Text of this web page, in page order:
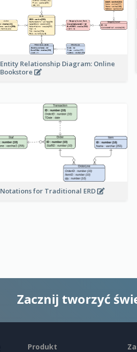
Entity Relationship Diagram: Online
Bookstore
Notations for Traditional ERD
Zacznij tworzyć
Produkt